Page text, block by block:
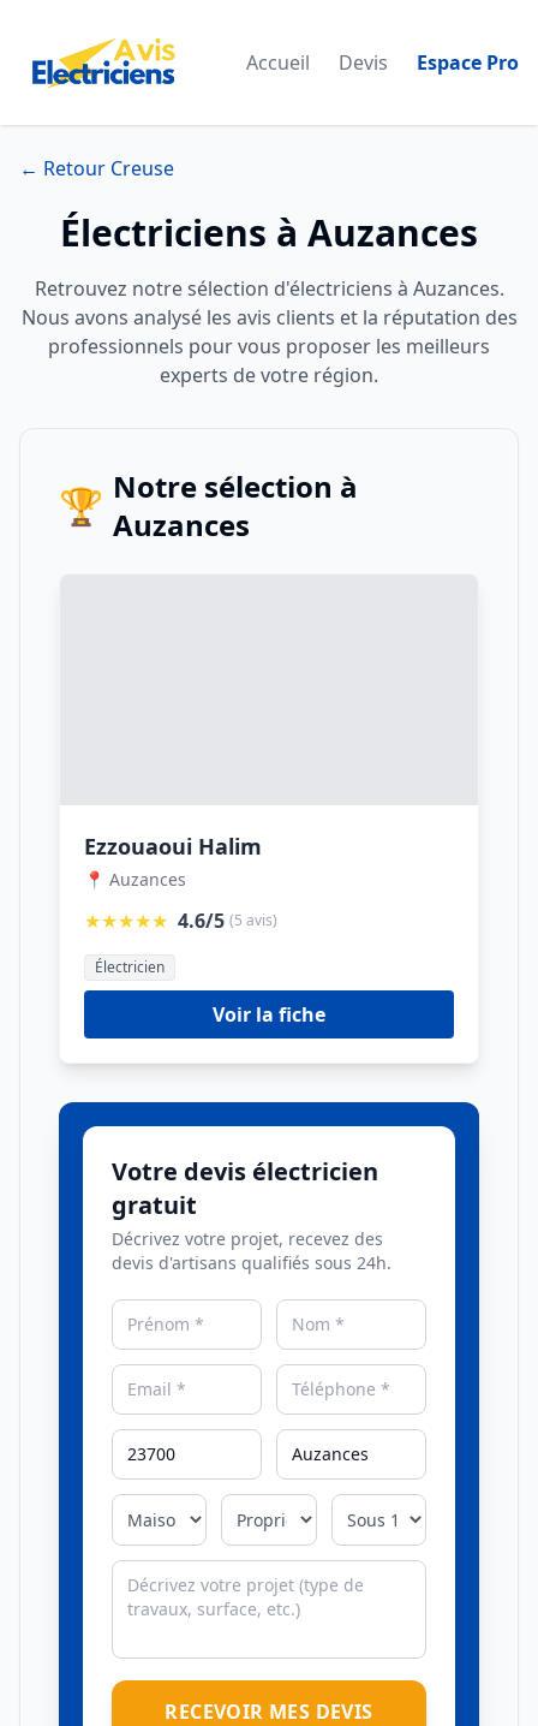
Accueil Devis Espace Pro
← Retour Creuse
Électriciens à Auzances
Retrouvez notre sélection d'électriciens à Auzances.
Nous avons analysé les avis clients et la réputation des
professionnels pour vous proposer les meilleurs
experts de votre région.
🏆 Notre sélection à
Auzances
Ezzouaoui Halim
📍 Auzances
★★★★★ 4.6/5 (5 avis)
Électricien
Voir la fiche
Votre devis électricien
gratuit
Décrivez votre projet, recevez des
devis d'artisans qualifiés sous 24h.
RECEVOIR MES DEVIS